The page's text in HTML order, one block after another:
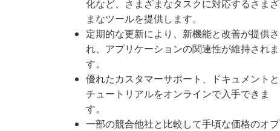
化など、さまざまなタスクに対応するさまざ
まなツールを提供します。
定期的な更新により、新機能と改善が提供さ
れ、アプリケーションの関連性が維持されま
す。
優れたカスタマーサポート、ドキュメントと
チュートリアルをオンラインで入手できま
す。
一部の競合他社と比較して手頃な価格のオプ